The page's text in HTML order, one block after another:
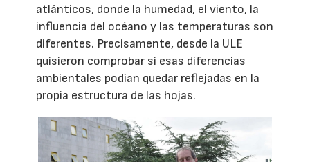
atlánticos, donde la humedad, el viento, la
influencia del océano y las temperaturas son
diferentes. Precisamente, desde la ULE
quisieron comprobar si esas diferencias
ambientales podían quedar reflejadas en la
propia estructura de las hojas.